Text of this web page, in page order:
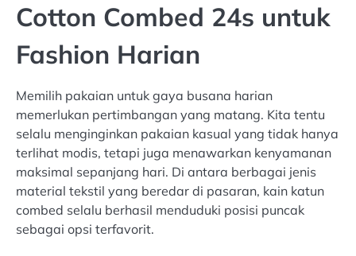
Cotton Combed 24s untuk
Fashion Harian
Memilih pakaian untuk gaya busana harian
memerlukan pertimbangan yang matang. Kita tentu
selalu menginginkan pakaian kasual yang tidak hanya
terlihat modis, tetapi juga menawarkan kenyamanan
maksimal sepanjang hari. Di antara berbagai jenis
material tekstil yang beredar di pasaran, kain katun
combed selalu berhasil menduduki posisi puncak
sebagai opsi terfavorit.